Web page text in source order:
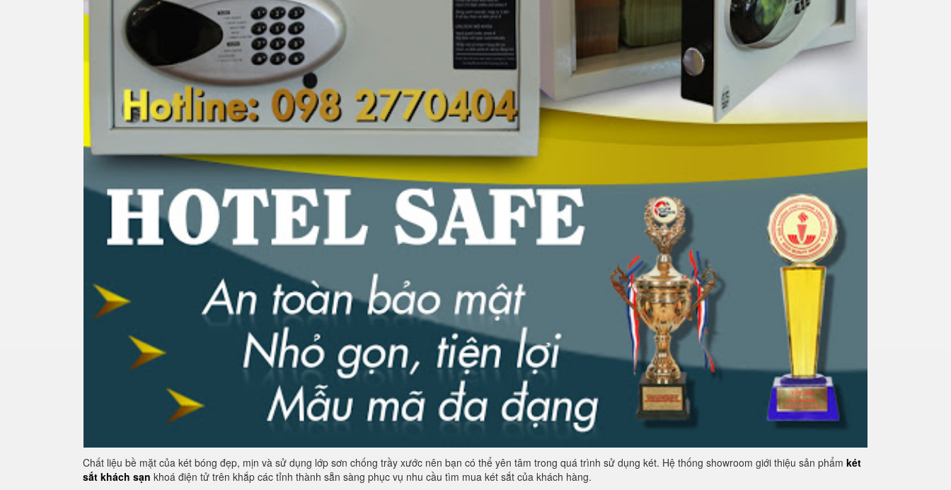
Chất liệu bề mặt của két bóng đẹp, mịn và sử dụng lớp sơn chống trầy xước nên bạn có thể yên tâm trong quá trình sử dụng két. Hệ thống showroom giới thiệu sản phẩm két
sắt khách sạn khoá điện tử trên khắp các tỉnh thành sẵn sàng phục vụ nhu cầu tìm mua két sắt của khách hàng.